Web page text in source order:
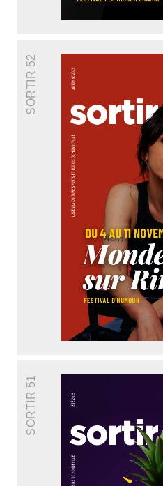
SORTIR 52
SORTIR 51